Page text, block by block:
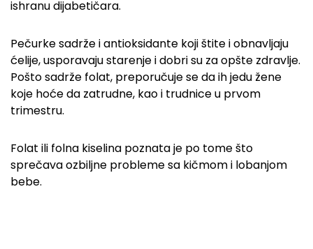
ishranu dijabetičara.
Pečurke sadrže i antioksidante koji štite i obnavljaju
ćelije, usporavaju starenje i dobri su za opšte zdravlje.
Pošto sadrže folat, preporučuje se da ih jedu žene
koje hoće da zatrudne, kao i trudnice u prvom
trimestru.
Folat ili folna kiselina poznata je po tome što
sprečava ozbiljne probleme sa kičmom i lobanjom
bebe.